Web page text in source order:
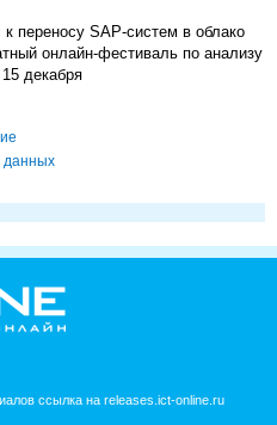
переносу SAP-систем в облако
онлайн-фестиваль по анализу
декабря
данных
ссылка на releases.ict-online.ru